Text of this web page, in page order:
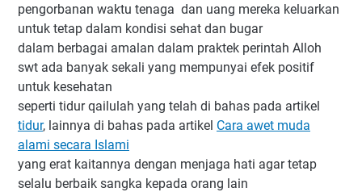
pengorbanan waktu tenaga dan uang mereka keluarkan
untuk tetap dalam kondisi sehat dan bugar
dalam berbagai amalan dalam praktek perintah Alloh
swt ada banyak sekali yang mempunyai efek positif
untuk kesehatan
seperti tidur qailulah yang telah di bahas pada artikel
tidur, lainnya di bahas pada artikel Cara awet muda
alami secara Islami
yang erat kaitannya dengan menjaga hati agar tetap
selalu berbaik sangka kepada orang lain